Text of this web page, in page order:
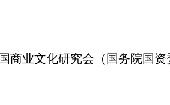
商业文化研究会（国务院国资